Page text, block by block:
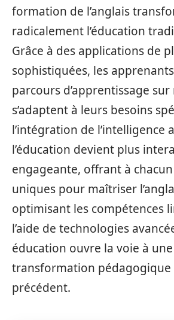
formation de l’anglais
radicalement l’éducation
Grâce à des applications de
sophistiquées, les
parcours d’apprentissage
s’adaptent à leurs besoins
l’intégration de l’intelligence
l’éducation devient plus
engageante, offrant à
uniques pour maîtriser
optimisant les compétences
l’aide de technologies
éducation ouvre la voie à une
transformation pédagogique
précédent.